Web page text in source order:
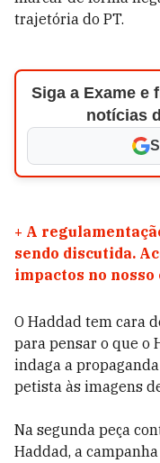
trajetória do PT.
Siga a Exame e
notícias
+ A
sendo discutida.
impactos no
O Haddad tem cara
para pensar o que o
indaga a
petista às imagens
Na segunda peça
Haddad, a